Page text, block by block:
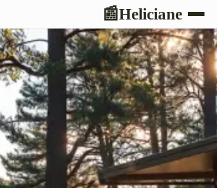
📰Heliciane